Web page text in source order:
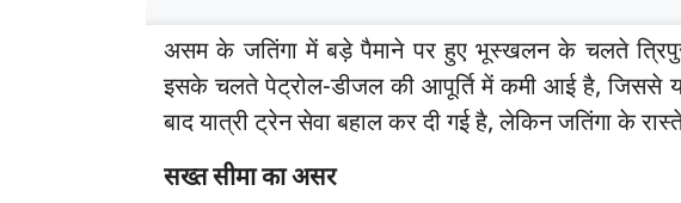
असम के जतिंगा में बड़े पैमाने पर हुए भूस्खलन के चलते
इसके चलते पेट्रोल-डीजल की आपूर्ति में कमी आई है, जिससे
बाद यात्री ट्रेन सेवा बहाल कर दी गई है, लेकिन जतिंगा के
सख्त सीमा का असर